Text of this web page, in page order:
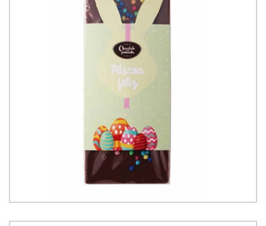
Tablete de Chocolate de Leite c/ arroz
tufado 100g
5.50€